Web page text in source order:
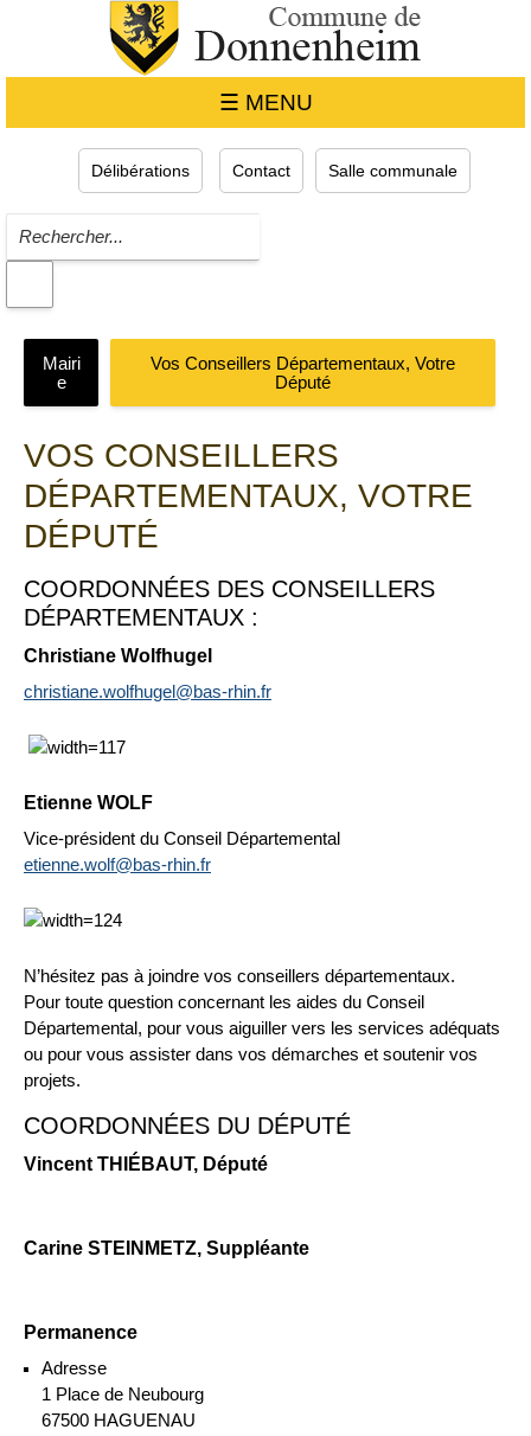
☰ MENU
Délibérations Contact Salle communale
Mairi
e
Vos Conseillers Départementaux, Votre
Député
VOS CONSEILLERS
DÉPARTEMENTAUX, VOTRE
DÉPUTÉ
COORDONNÉES DES CONSEILLERS
DÉPARTEMENTAUX :
Christiane Wolfhugel
christiane.wolfhugel@bas-rhin.fr
Etienne WOLF
Vice-président du Conseil Départemental
etienne.wolf@bas-rhin.fr
N’hésitez pas à joindre vos conseillers départementaux.
Pour toute question concernant les aides du Conseil
Départemental, pour vous aiguiller vers les services adéquats
ou pour vous assister dans vos démarches et soutenir vos
projets.
COORDONNÉES DU DÉPUTÉ
Vincent THIÉBAUT, Député
Carine STEINMETZ, Suppléante
Permanence
Adresse
1 Place de Neubourg
67500 HAGUENAU